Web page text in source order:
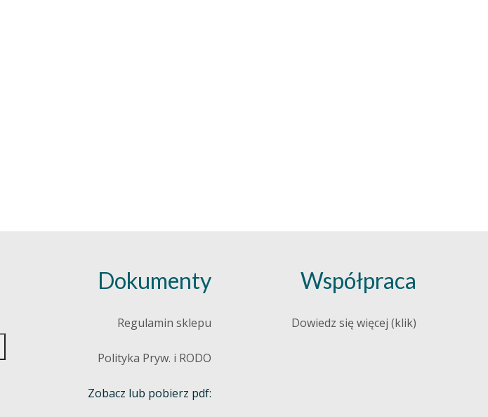
Dokumenty
Regulamin sklepu
Polityka Pryw. i RODO
Zobacz lub pobierz pdf:
Współpraca
Dowiedz się więcej (klik)